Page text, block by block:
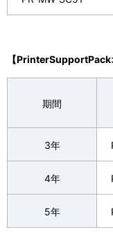
【PrinterSupportPack
期間
3年
4年
5年